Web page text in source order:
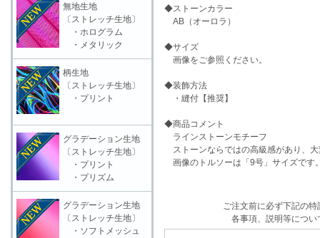
◆ストーンカラー
AB（オーロラ）
◆サイズ
画像をご参照ください。
◆装飾方法
・縫付【推奨】
◆商品コメント
ラインストーンモチーフ
ストーンならではの高級感があり、
画像のトルソーは「9号」サイズです
ご注文前に必ず下記の
各事項、説明等につい
無地生地
〔ストレッチ生地〕
・ホログラム
・メタリック
柄生地
〔ストレッチ生地〕
・プリント
グラデーション生地
〔ストレッチ生地〕
・プリント
・プリズム
グラデーション生地
〔ストレッチ生地〕
・ソフトメッシュ